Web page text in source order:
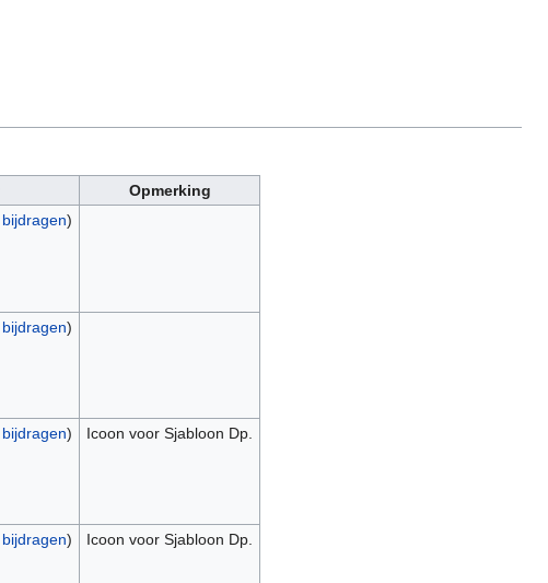
Opmerking
bijdragen)
bijdragen)
bijdragen) Icoon voor Sjabloon Dp.
bijdragen) Icoon voor Sjabloon Dp.